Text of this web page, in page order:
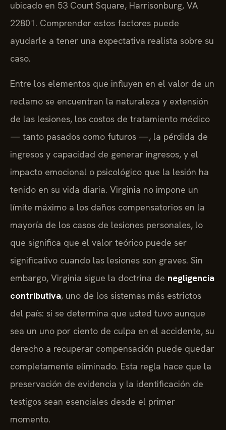
ubicado en 53 Court Square, Harrisonburg, VA
22801. Comprender estos factores puede
ayudarle a tener una expectativa realista sobre su
caso.
Entre los elementos que influyen en el valor de un
reclamo se encuentran la naturaleza y extensión
de las lesiones, los costos de tratamiento médico
— tanto pasados como futuros —, la pérdida de
ingresos y capacidad de generar ingresos, y el
impacto emocional o psicológico que la lesión ha
tenido en su vida diaria. Virginia no impone un
límite máximo a los daños compensatorios en la
mayoría de los casos de lesiones personales, lo
que significa que el valor teórico puede ser
significativo cuando las lesiones son graves. Sin
embargo, Virginia sigue la doctrina de negligencia
contributiva, uno de los sistemas más estrictos
del país: si se determina que usted tuvo aunque
sea un uno por ciento de culpa en el accidente, su
derecho a recuperar compensación puede quedar
completamente eliminado. Esta regla hace que la
preservación de evidencia y la identificación de
testigos sean esenciales desde el primer
momento.